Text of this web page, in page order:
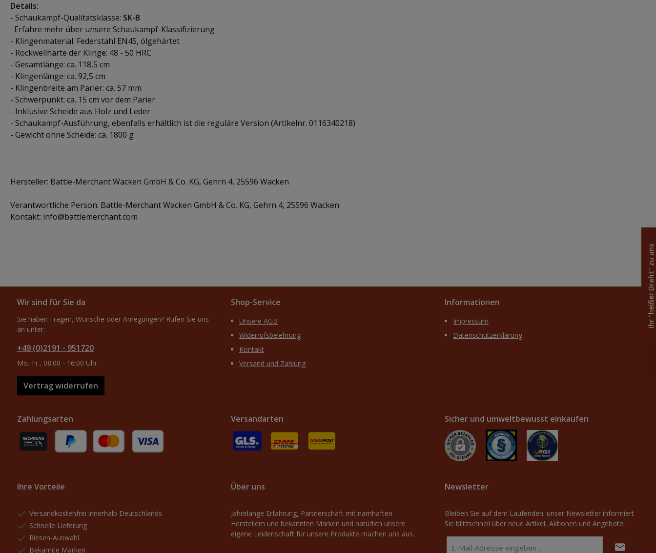
Details:
- Schaukampf-Qualitätsklasse: SK-B
Erfahre mehr über unsere Schaukampf-Klassifizierung
- Klingenmaterial: Federstahl EN45, ölgehärtet
- Rockwellhärte der Klinge: 48 - 50 HRC
- Gesamtlänge: ca. 118,5 cm
- Klingenlänge: ca. 92,5 cm
- Klingenbreite am Parier: ca. 57 mm
- Schwerpunkt: ca. 15 cm vor dem Parier
- Inklusive Scheide aus Holz und Leder
- Schaukampf-Ausführung, ebenfalls erhältlich ist die reguläre Version (Artikelnr. 0116340218)
- Gewicht ohne Scheide: ca. 1800 g
Hersteller: Battle-Merchant Wacken GmbH & Co. KG, Gehrn 4, 25596 Wacken
Verantwortliche Person: Battle-Merchant Wacken GmbH & Co. KG, Gehrn 4, 25596 Wacken
Kontakt: info@battlemerchant.com
Wir sind für Sie da
Sie haben Fragen, Wünsche oder Anregungen? Rufen Sie uns
an unter:
+49 (0)2191 - 951720
Mo.-Fr., 08:00 - 16:00 Uhr
Vertrag widerrufen
Shop-Service
Unsere AGB
Widerrufsbelehrung
Kontakt
Versand und Zahlung
Informationen
Impressum
Datenschutzerklärung
Zahlungsarten Versandarten Sicher und umweltbewusst einkaufen
Ihre Vorteile
Versandkostenfrei innerhalb Deutschlands
Schnelle Lieferung
Riesen-Auswahl
Bekannte Marken
Über uns
Jahrelange Erfahrung, Partnerschaft mit namhaften
Herstellern und bekannten Marken und natürlich unsere
eigene Leidenschaft für unsere Produkte machen uns aus.
Newsletter
Bleiben Sie auf dem Laufenden: unser Newsletter informiert
Sie blitzschnell über neue Artikel, Aktionen und Angebote!
Ihr "heißer Draht" zu uns